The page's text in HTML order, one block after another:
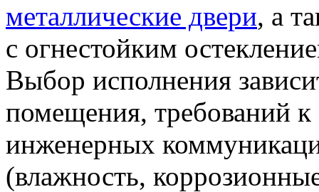
металлические двери, а
с огнестойким
Выбор исполнения
помещения, требований к
инженерных
(влажность,